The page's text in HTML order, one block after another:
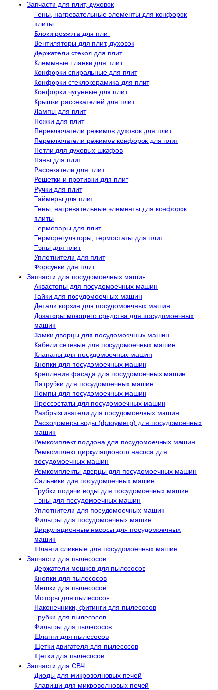
Запчасти для плит, духовок
Тены, нагревательные элементы для конфорок
плиты
Блоки розжига для плит
Вентиляторы для плит, духовок
Держатели стекол для плит
Клеммные планки для плит
Конфорки спиральные для плит
Конфорки стеклокерамика для плит
Конфорки чугунные для плит
Крышки рассекателей для плит
Лампы для плит
Ножки для плит
Переключатели режимов духовок для плит
Переключатели режимов конфорок для плит
Петли для духовых шкафов
Пэны для плит
Рассекатели для плит
Решетки и противни для плит
Ручки для плит
Таймеры для плит
Тены, нагревательные элементы для конфорок
плиты
Термопары для плит
Терморегуляторы, термостаты для плит
Тэны для плит
Уплотнители для плит
Форсунки для плит
Запчасти для посудомоечных машин
Аквастопы для посудомоечных машин
Гайки для посудомоечных машин
Детали корзин для посудомоечных машин
Дозаторы моющего средства для посудомоечных
машин
Замки дверцы для посудомоечных машин
Кабели сетевые для посудомоечных машин
Клапаны для посудомоечных машин
Кнопки для посудомоечных машин
Крепления фасада для посудомоечных машин
Патрубки для посудомоечных машин
Помпы для посудомоечных машин
Прессостаты для посудомоечных машин
Разбрызгиватели для посудомоечных машин
Расходомеры воды (флоуметр) для посудомоечных
машин
Ремкомплект поддона для посудомоечных машин
Ремкомплект циркуляционого насоса для
посудомоечных машин
Ремкомплекты дверцы для посудомоечных машин
Сальники для посудомоечных машин
Трубки подачи воды для посудомоечных машин
Тэны для посудомоечных машин
Уплотнители для посудомоечных машин
Фильтры для посудомоечных машин
Циркуляционные насосы для посудомоечных
машин
Шланги сливные для посудомоечных машин
Запчасти для пылесосов
Держатели мешков для пылесосов
Кнопки для пылесосов
Мешки для пылесосов
Моторы для пылесосов
Наконечники, фитинги для пылесосов
Трубки для пылесосов
Фильтры для пылесосов
Шланги для пылесосов
Щетки двигателя для пылесосов
Щетки для пылесосов
Запчасти для СВЧ
Диоды для микроволновых печей
Клавиши для микроволновых печей